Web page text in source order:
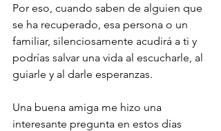
Por eso, cuando saben de alguien que
se ha recuperado, esa persona o un
familiar, silenciosamente acudirá a ti y
podrías salvar una vida al escucharle, al
guiarle y al darle esperanzas.
Una buena amiga me hizo una
interesante pregunta en estos días